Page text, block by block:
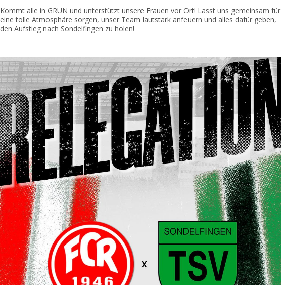
Kommt alle in GRÜN und unterstützt unsere Frauen vor Ort! Lasst uns gemeinsam für
eine tolle Atmosphäre sorgen, unser Team lautstark anfeuern und alles dafür geben,
den Aufstieg nach Sondelfingen zu holen!